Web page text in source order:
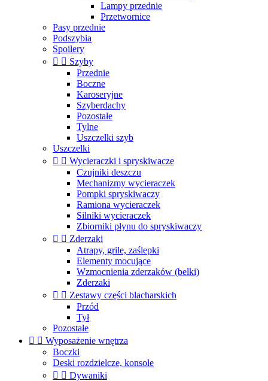
Lampy przednie
Przetwornice
Pasy przednie
Podszybia
Spoilery
  Szyby
Przednie
Boczne
Karoseryjne
Szyberdachy
Pozostałe
Tylne
Uszczelki szyb
Uszczelki
  Wycieraczki i spryskiwacze
Czujniki deszczu
Mechanizmy wycieraczek
Pompki spryskiwaczy
Ramiona wycieraczek
Silniki wycieraczek
Zbiorniki płynu do spryskiwaczy
  Zderzaki
Atrapy, grile, zaślepki
Elementy mocujące
Wzmocnienia zderzaków (belki)
Zderzaki
  Zestawy części blacharskich
Przód
Tył
Pozostałe
  Wyposażenie wnętrza
Boczki
Deski rozdzielcze, konsole
  Dywaniki